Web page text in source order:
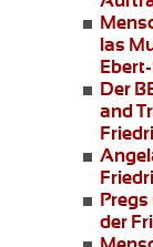
las
Der
and
der